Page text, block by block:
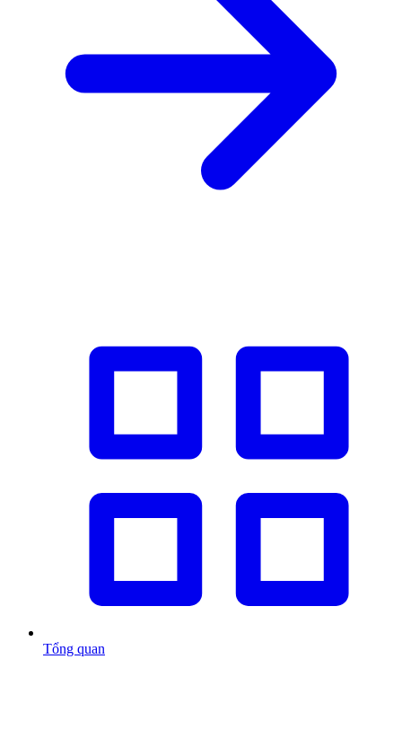
Tổng quan